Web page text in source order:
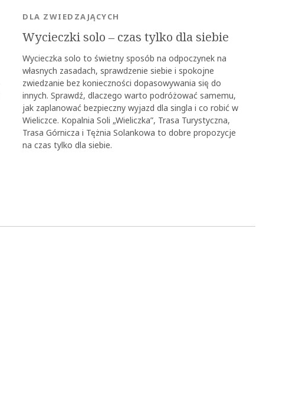
Wycieczki solo ‒ czas tylko dla siebie
DLA ZWIEDZAJĄCYCH
Wycieczka solo to świetny sposób na odpoczynek na
własnych zasadach, sprawdzenie siebie i spokojne
zwiedzanie bez konieczności dopasowywania się do
innych. Sprawdź, dlaczego warto podróżować samemu,
jak zaplanować bezpieczny wyjazd dla singla i co robić w
Wieliczce. Kopalnia Soli „Wieliczka”, Trasa Turystyczna,
Trasa Górnicza i Tężnia Solankowa to dobre propozycje
na czas tylko dla siebie.